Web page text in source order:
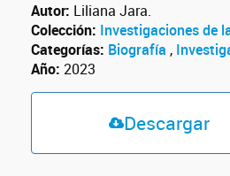
Autor: Liliana Jara.
Colección: Investigaciones de
Categorías: Biografía ,
Año: 2023
Descargar